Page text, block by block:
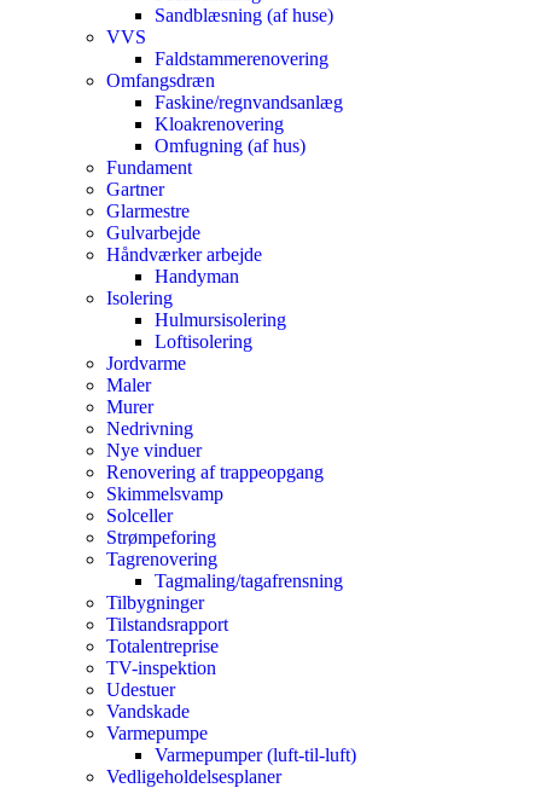
Sandblæsning (af huse)
VVS
Faldstammerenovering
Omfangsdræn
Faskine/regnvandsanlæg
Kloakrenovering
Omfugning (af hus)
Fundament
Gartner
Glarmestre
Gulvarbejde
Håndværker arbejde
Handyman
Isolering
Hulmursisolering
Loftisolering
Jordvarme
Maler
Murer
Nedrivning
Nye vinduer
Renovering af trappeopgang
Skimmelsvamp
Solceller
Strømpeforing
Tagrenovering
Tagmaling/tagafrensning
Tilbygninger
Tilstandsrapport
Totalentreprise
TV-inspektion
Udestuer
Vandskade
Varmepumpe
Varmepumper (luft-til-luft)
Vedligeholdelsesplaner